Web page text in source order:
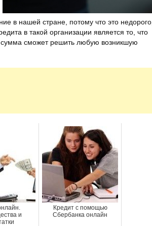
в нашей стране, потому что это недорого,
в такой организации является то, что
сумма сможет решить любую возникшую
и
Кредит с помощью
Сбербанка онлайн